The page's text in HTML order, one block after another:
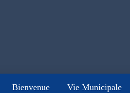
Bienvenue Vie Municipale